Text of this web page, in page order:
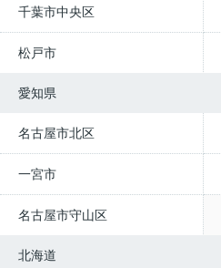
千葉市中央区
松戸市
愛知県
名古屋市北区
一宮市
名古屋市守山区
北海道